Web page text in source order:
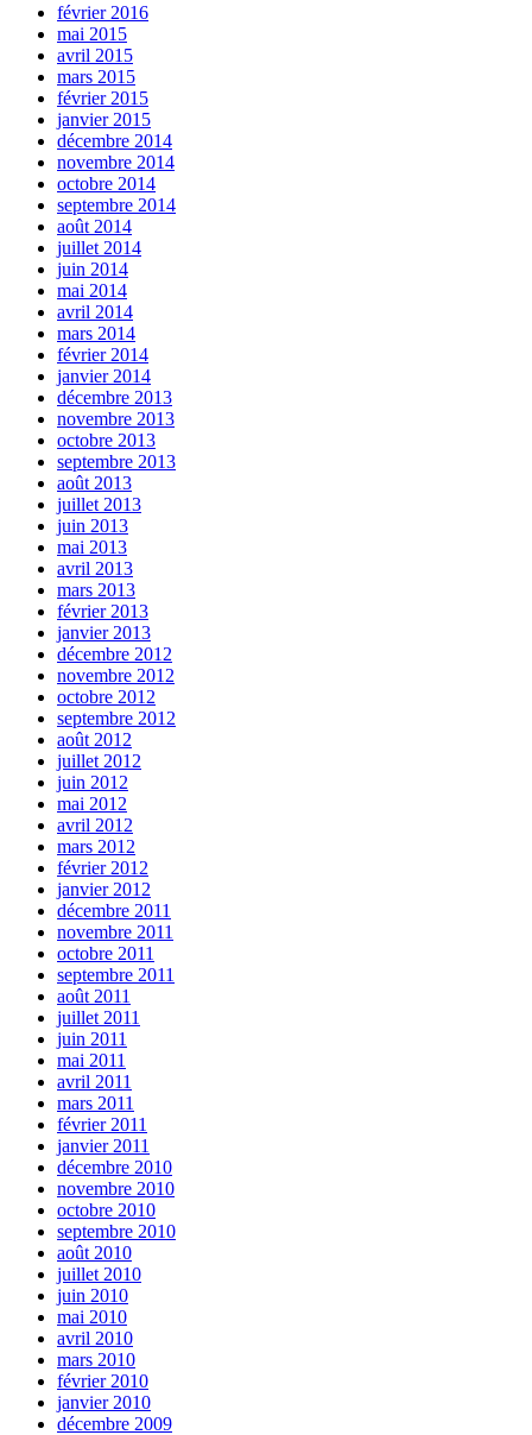
février 2016
mai 2015
avril 2015
mars 2015
février 2015
janvier 2015
décembre 2014
novembre 2014
octobre 2014
septembre 2014
août 2014
juillet 2014
juin 2014
mai 2014
avril 2014
mars 2014
février 2014
janvier 2014
décembre 2013
novembre 2013
octobre 2013
septembre 2013
août 2013
juillet 2013
juin 2013
mai 2013
avril 2013
mars 2013
février 2013
janvier 2013
décembre 2012
novembre 2012
octobre 2012
septembre 2012
août 2012
juillet 2012
juin 2012
mai 2012
avril 2012
mars 2012
février 2012
janvier 2012
décembre 2011
novembre 2011
octobre 2011
septembre 2011
août 2011
juillet 2011
juin 2011
mai 2011
avril 2011
mars 2011
février 2011
janvier 2011
décembre 2010
novembre 2010
octobre 2010
septembre 2010
août 2010
juillet 2010
juin 2010
mai 2010
avril 2010
mars 2010
février 2010
janvier 2010
décembre 2009